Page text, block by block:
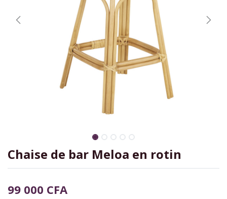
Chaise de bar Meloa en rotin
99 000 CFA